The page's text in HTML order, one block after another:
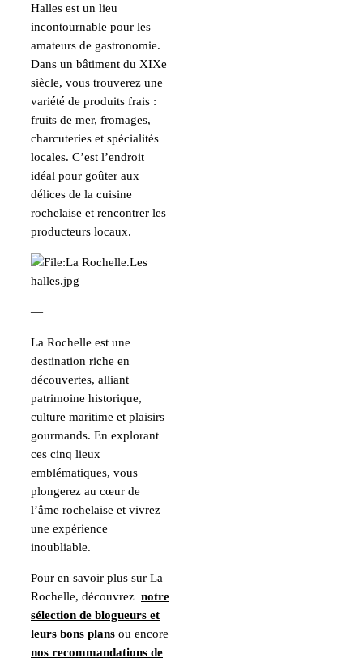
Halles est un lieu
incontournable pour les
amateurs de gastronomie.
Dans un bâtiment du XIXe
siècle, vous trouverez une
variété de produits frais :
fruits de mer, fromages,
charcuteries et spécialités
locales. C’est l’endroit
idéal pour goûter aux
délices de la cuisine
rochelaise et rencontrer les
producteurs locaux.
—
La Rochelle est une
destination riche en
découvertes, alliant
patrimoine historique,
culture maritime et plaisirs
gourmands. En explorant
ces cinq lieux
emblématiques, vous
plongerez au cœur de
l’âme rochelaise et vivrez
une expérience
inoubliable.
Pour en savoir plus sur La
Rochelle, découvrez notre
sélection de blogueurs et
leurs bons plans ou encore
nos recommandations de